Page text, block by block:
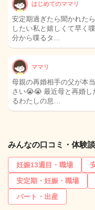
はじめてのママリ
安定期過ぎたら聞かれた
したい私と嬉しくて早く
分から喋るタ…
ママリ
母親の再婚相手の父が本
さい😭😭 最近母と再婚し
るわたしの息…
みんなの口コミ・体験
妊娠13週目・職場
安定期・妊娠・職場
パート・出産